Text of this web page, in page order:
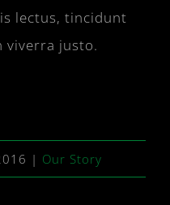
lectus, tincidunt
viverra justo.
| Our Story